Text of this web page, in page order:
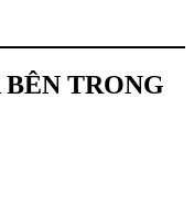
TRONG